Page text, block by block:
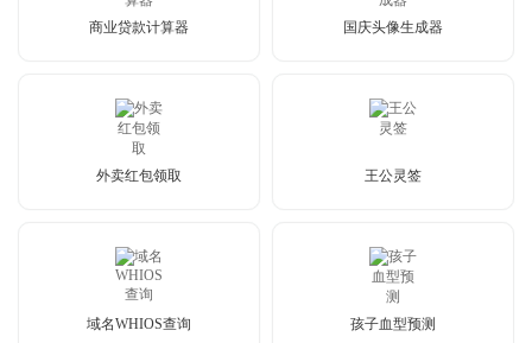
商业贷款计算器 国庆头像生成器
外卖红包领取 王公灵签
域名WHIOS查询 孩子血型预测